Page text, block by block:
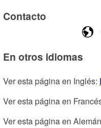
Contacto
En otros idiomas
Ver esta página en Inglés:
Ver esta página en
Ver esta página en